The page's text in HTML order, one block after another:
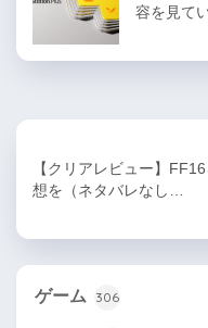
容を見て
【クリアレビュー】
想を（ネタバレなし…
ゲーム 306